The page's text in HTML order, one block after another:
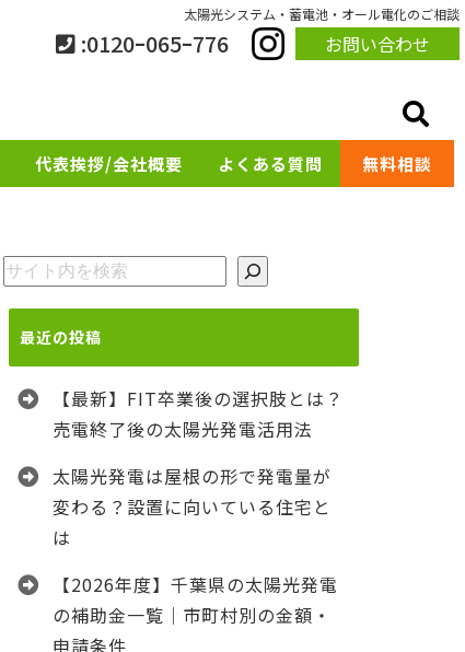
太陽光システム・蓄電池・オール電化のご相談
お問い合わせ
:0120ｰ065ｰ776
代表挨拶/会社概要 よくある質問 無料相談
検索
最近の投稿
【最新】FIT卒業後の選択肢とは？
売電終了後の太陽光発電活用法
太陽光発電は屋根の形で発電量が
変わる？設置に向いている住宅と
は
【2026年度】千葉県の太陽光発電
の補助金一覧｜市町村別の金額・
申請条件